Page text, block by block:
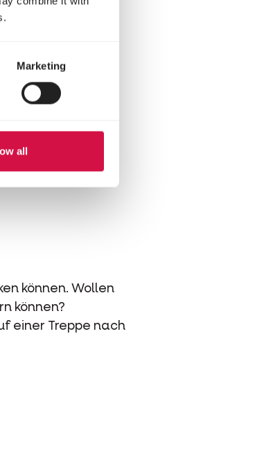
Marketing
all
einen sicheren
‚Jagd‘ können
und ein paar
bauen Sie mit
wahre
Ihrem
können. Wollen
können?
einer Treppe nach